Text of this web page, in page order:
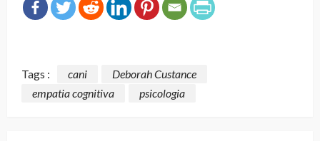
Tags : cani
Deborah Custance
empatia cognitiva
psicologia